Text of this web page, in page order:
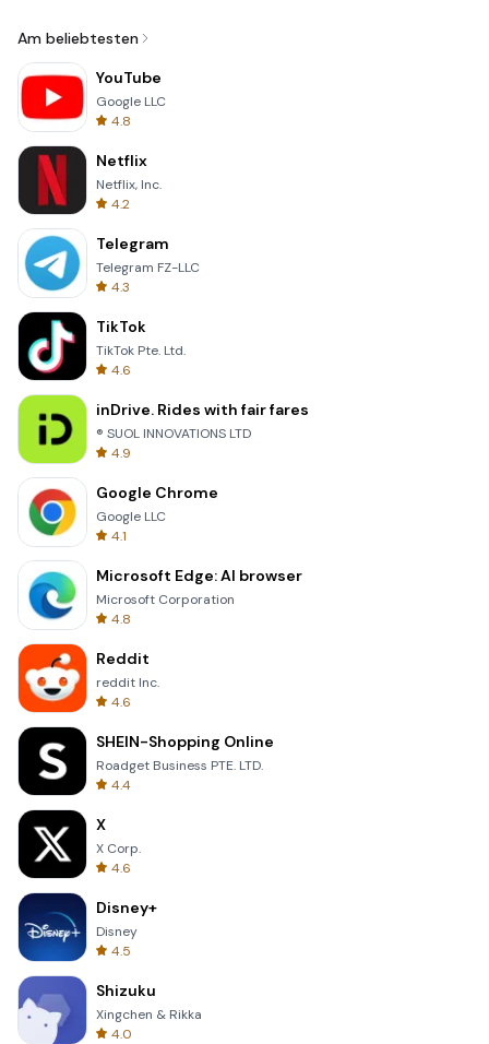
Am beliebtesten
YouTube
Google LLC
4.8
Netflix
Netflix, Inc.
4.2
Telegram
Telegram FZ-LLC
4.3
TikTok
TikTok Pte. Ltd.
4.6
inDrive. Rides with fair fares
® SUOL INNOVATIONS LTD
4.9
Google Chrome
Google LLC
4.1
Microsoft Edge: AI browser
Microsoft Corporation
4.8
Reddit
reddit Inc.
4.6
SHEIN-Shopping Online
Roadget Business PTE. LTD.
4.4
X
X Corp.
4.6
Disney+
Disney
4.5
Shizuku
Xingchen & Rikka
4.0